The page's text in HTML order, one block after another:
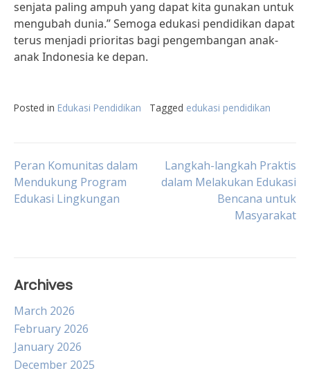
senjata paling ampuh yang dapat kita gunakan untuk
mengubah dunia.” Semoga edukasi pendidikan dapat
terus menjadi prioritas bagi pengembangan anak-
anak Indonesia ke depan.
Posted in Edukasi Pendidikan Tagged edukasi pendidikan
Post
navigation
Peran Komunitas dalam
Mendukung Program
Edukasi Lingkungan
Langkah-langkah Praktis
dalam Melakukan Edukasi
Bencana untuk
Masyarakat
Archives
March 2026
February 2026
January 2026
December 2025